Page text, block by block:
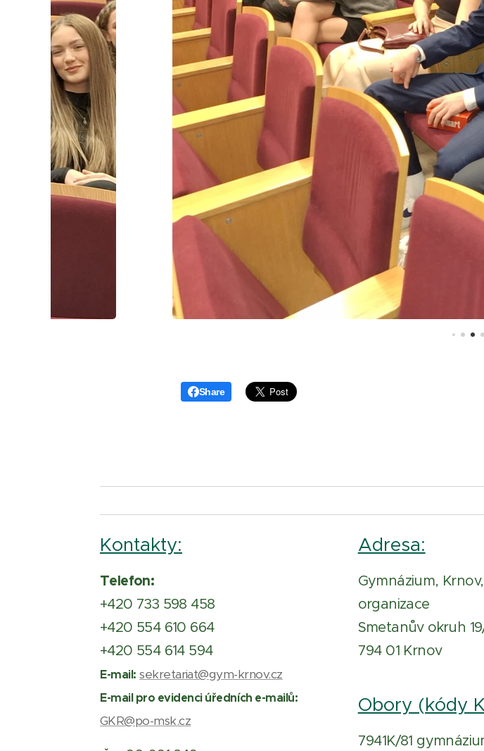
Share
Kontakty:
Telefon:
+420 733 598 458
+420 554 610 664
+420 554 614 594
E-mail: sekretariat@gym-krnov.cz
E-mail pro evidenci úředních e-mailů:
GKR@po-msk.cz
Adresa:
Gymnázium,
organizace
Smetanův okruh
794 01 Krnov
Obory (kódy
7941K/81